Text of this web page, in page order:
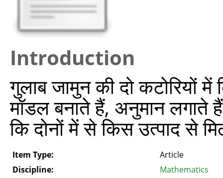
Introduction
गुलाब जामुन की दो कटोरियों
मॉडल बनाते हैं, अनुमान
कि दोनों में से किस उत्पाद से
Item Type:
Article
Discipline:
Mathematics